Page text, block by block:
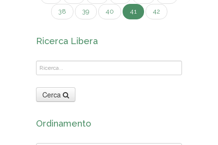
38 39 40 41 42
Ricerca Libera
Cerca
Ordinamento